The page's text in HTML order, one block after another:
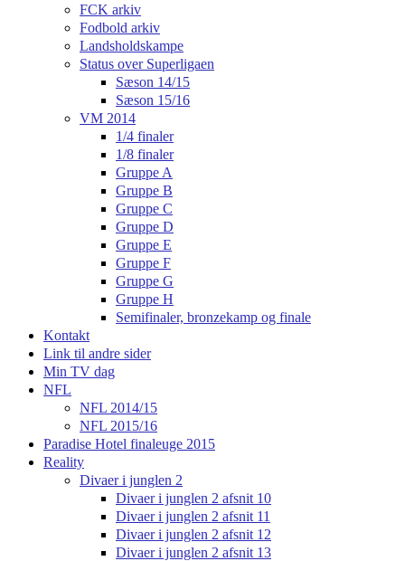
FCK arkiv
Fodbold arkiv
Landsholdskampe
Status over Superligaen
Sæson 14/15
Sæson 15/16
VM 2014
1/4 finaler
1/8 finaler
Gruppe A
Gruppe B
Gruppe C
Gruppe D
Gruppe E
Gruppe F
Gruppe G
Gruppe H
Semifinaler, bronzekamp og finale
Kontakt
Link til andre sider
Min TV dag
NFL
NFL 2014/15
NFL 2015/16
Paradise Hotel finaleuge 2015
Reality
Divaer i junglen 2
Divaer i junglen 2 afsnit 10
Divaer i junglen 2 afsnit 11
Divaer i junglen 2 afsnit 12
Divaer i junglen 2 afsnit 13